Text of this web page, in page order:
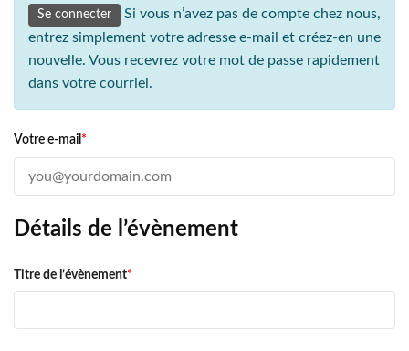
Se connecter
Si vous n’avez pas de compte chez nous,
entrez simplement votre adresse e-mail et créez-en une
nouvelle. Vous recevrez votre mot de passe rapidement
dans votre courriel.
Votre e-mail *
Détails de l’évènement
Titre de l’évènement*